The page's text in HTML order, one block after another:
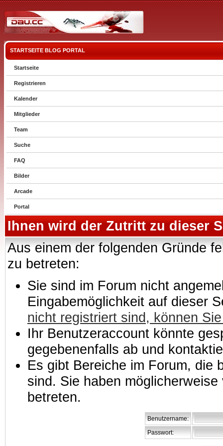
STARTSEITE BLOG PORTAL
Startseite
Registrieren
Kalender
Mitglieder
Team
Suche
FAQ
Bilder
Arcade
Portal
Ihnen wird der Zutritt zu dieser
Aus einem der folgenden Gründe
zu betreten:
Sie sind im Forum nicht
Eingabemöglichkeit auf dieser
nicht registriert sind, können
Ihr Benutzeraccount könnte
gegebenenfalls ab und
Es gibt Bereiche im Forum, die
sind. Sie haben
betreten.
Benutzername:
Passwort: